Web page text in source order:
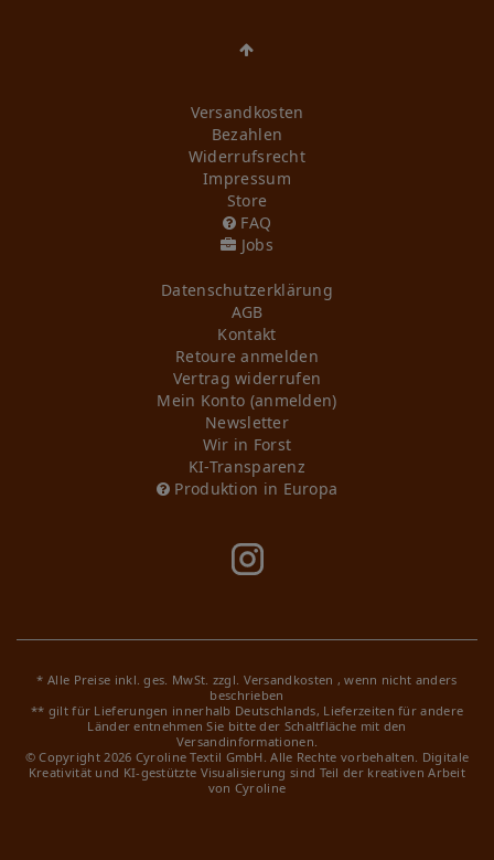
Versandkosten
Bezahlen
Widerrufs­recht
Impressum
Store
FAQ
Jobs
Daten­schutz­erklärung
AGB
Kontakt
Retoure anmelden
Vertrag widerrufen
Mein Konto (anmelden)
Newsletter
Wir in Forst
KI-Transparenz
Produktion in Europa
* Alle Preise inkl. ges. MwSt. zzgl. Versandkosten , wenn nicht anders
beschrieben
** gilt für Lieferungen innerhalb Deutschlands, Lieferzeiten für andere
Länder entnehmen Sie bitte der Schaltfläche mit den
Versandinformationen.
© Copyright 2026 Cyroline Textil GmbH. Alle Rechte vorbehalten. Digitale
Kreativität und KI-gestützte Visualisierung sind Teil der kreativen Arbeit
von Cyroline